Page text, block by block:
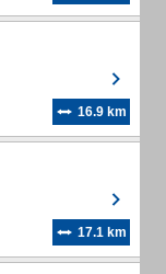
16.9 km
17.1 km